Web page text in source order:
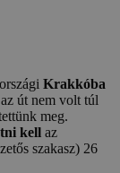
Krakkóba
út nem volt túl
meg.
kell az
szakasz) 26